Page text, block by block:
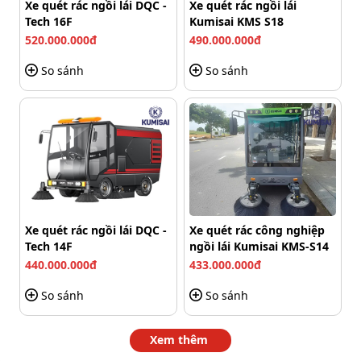
Xe quét rác ngồi lái DQC -
Tech 16F
520.000.000đ
So sánh
Xe quét rác ngồi lái
Kumisai KMS S18
490.000.000đ
So sánh
Xe quét rác ngồi lái DQC -
Tech 14F
440.000.000đ
So sánh
Xe quét rác công nghiệp
ngồi lái Kumisai KMS-S14
433.000.000đ
So sánh
Xem thêm